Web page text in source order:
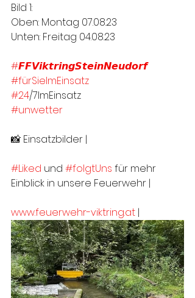
Bild 1:
Oben: Montag 07.08.23
Unten: Freitag 04.08.23
#𝙁𝙁𝙑𝙞𝙠𝙩𝙧𝙞𝙣𝙜𝙎𝙩𝙚𝙞𝙣𝙉𝙚𝙪𝙙𝙤𝙧𝙛
#fürSieImEinsatz
#24/7ImEinsatz
#unwetter
📸 Einsatzbilder |
#Liked und #folgtUns für mehr
Einblick in unsere Feuerwehr |
www.feuerwehr-viktring.at |